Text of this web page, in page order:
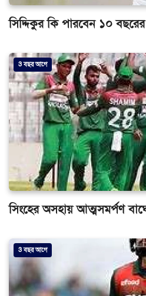
সিদ্দিকুর কি পারবেন ১০
3 বছর আগে
সিংহের অসহায় আত্মসমর্পণ
3 বছর আগে